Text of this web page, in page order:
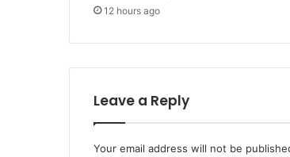
12 hours ago
Leave a Reply
Your email address will not be